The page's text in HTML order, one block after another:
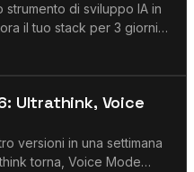
di sviluppo IA in
il tuo stack per 3 giorni.
e confronto con le
Ultrathink, Voice
versioni in una settimana
torna, Voice Mode